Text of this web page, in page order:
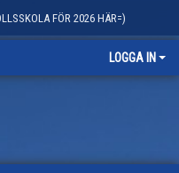
FÖR 2026 HÄR=)
LOGGA IN